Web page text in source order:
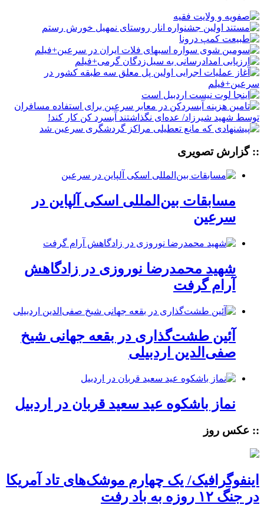
:: گزارش تصویری
مسابقات بین‌المللی اسکی آلپاین در
سرعین
شهید محمدرضا نوروزی در زادگاهش
آرام گرفت
آئین طشت‌گذاری در بقعه جهانی شیخ
صفی‌الدین اردبیلی
نماز باشکوه عید سعید قربان در اردبیل
:: عکس روز
اینفوگرافیک/ یک چهارم موشک‌های تاد آمریکا
در جنگ ۱۲ روزه به باد رفت